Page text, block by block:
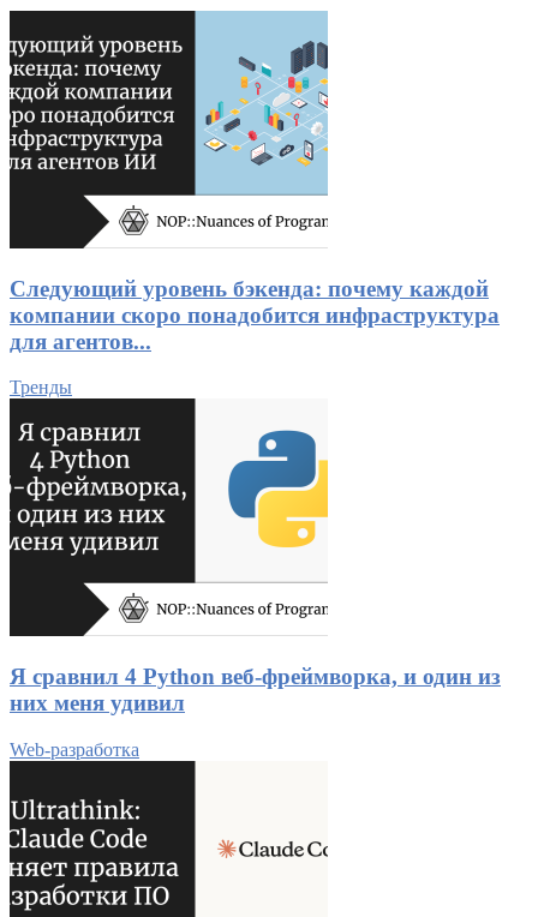
Следующий уровень бэкенда: почему каждой
компании скоро понадобится инфраструктура
для агентов...
Тренды
Я сравнил 4 Python веб-фреймворка, и один из
них меня удивил
Web-разработка